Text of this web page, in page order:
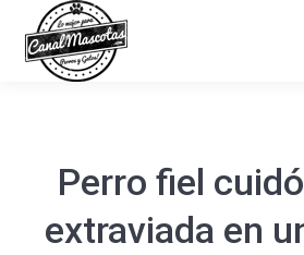
Perro fiel
extraviada en